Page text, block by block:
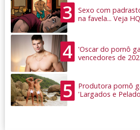
3
Sexo com
na favela... Veja
4
'Oscar do pornô
vencedores de
5
Produtora pornô
'Largados e